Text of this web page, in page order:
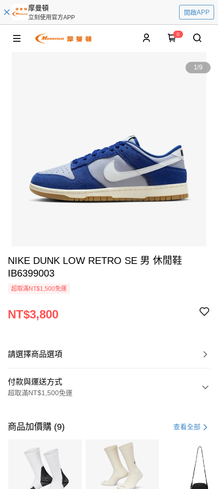
摩曼頓
立刻使用官方APP
開啟APP
0
1/9
NIKE DUNK LOW RETRO SE 男 休閒鞋
IB6399003
超取滿NT$1,500免運
NT$3,800
請選擇商品選項
付款與運送方式
超取滿NT$1,500免運
信用卡一次付款
3 期 0 利率 每期 21家銀行
合作金庫商業銀行
第一商業銀行
華南商業銀行
彰化商業銀行
商品加價購 (9) 查看全部